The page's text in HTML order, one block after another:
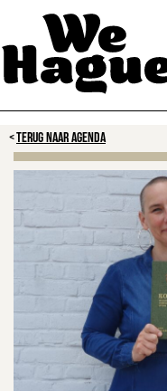
TERUG NAAR AGENDA